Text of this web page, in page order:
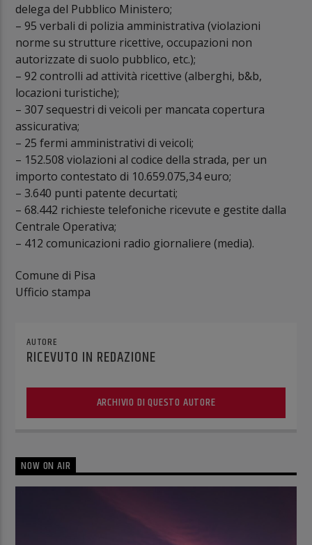
delega del Pubblico Ministero;
– 95 verbali di polizia amministrativa (violazioni
norme su strutture ricettive, occupazioni non
autorizzate di suolo pubblico, etc.);
– 92 controlli ad attività ricettive (alberghi, b&b,
locazioni turistiche);
– 307 sequestri di veicoli per mancata copertura
assicurativa;
– 25 fermi amministrativi di veicoli;
– 152.508 violazioni al codice della strada, per un
importo contestato di 10.659.075,34 euro;
– 3.640 punti patente decurtati;
– 68.442 richieste telefoniche ricevute e gestite dalla
Centrale Operativa;
– 412 comunicazioni radio giornaliere (media).
Comune di Pisa
Ufficio stampa
AUTORE
RICEVUTO IN REDAZIONE
ARCHIVIO DI QUESTO AUTORE
NOW ON AIR